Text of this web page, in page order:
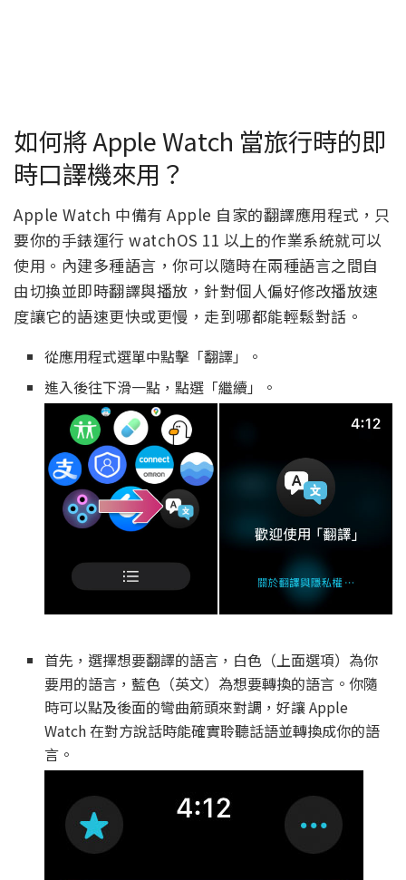
如何將 Apple Watch 當旅行時的即
時口譯機來用？
Apple Watch 中備有 Apple 自家的翻譯應用程式，只
要你的手錶運行 watchOS 11 以上的作業系統就可以
使用。內建多種語言，你可以隨時在兩種語言之間自
由切換並即時翻譯與播放，針對個人偏好修改播放速
度讓它的語速更快或更慢，走到哪都能輕鬆對話。
從應用程式選單中點擊「翻譯」。
進入後往下滑一點，點選「繼續」。
首先，選擇想要翻譯的語言，白色（上面選項）為你
要用的語言，藍色（英文）為想要轉換的語言。你隨
時可以點及後面的彎曲箭頭來對調，好讓 Apple
Watch 在對方說話時能確實聆聽話語並轉換成你的語
言。